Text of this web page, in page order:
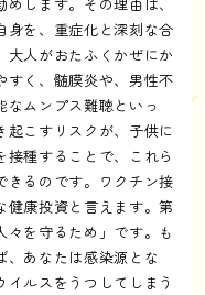
身を、重症化と深刻な合
大人がおたふくかぜにか
すく、髄膜炎や、男性不
なムンプス難聴といっ
起こすリスクが、子供に
種することで、これら
きるのです。ワクチン接
健康投資と言えます。第
を守るため」です。も
、あなたは感染源とな
ルスをうつしてしまう